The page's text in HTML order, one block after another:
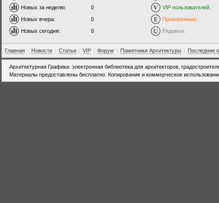
Новых за неделю:
0
Новых вчера:
0
Новых сегодня:
0
VIP пользователей:
Проверенных:
Рядовых:
Главная | Новости | Статьи | VIP | Форум | Памятники Архитектуры | Последние
Архитектурная Графика: электронная библиотека для архитекторов,
Материалы предоставлены бесплатно. Копирование и коммерческое